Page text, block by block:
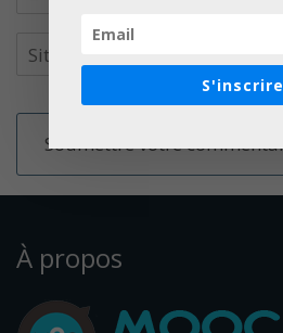
À propos
S'inscrire